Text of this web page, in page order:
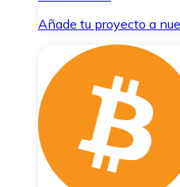
Añade tu proyecto a